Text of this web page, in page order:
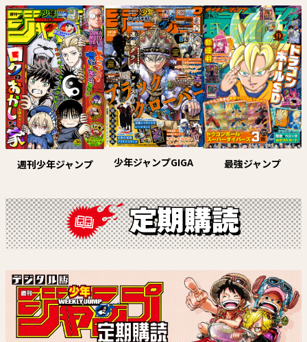
あかね噺
原作：末永裕樹 作画：馬上鷹将
試し読み
ウィッチウォッチ
篠原健太
試し読み
ルリドラゴン【電子版連載】
眞藤雅興
試し読み
アニマルシグナル
原作：春原ロビンソン 作画：筒
試し読み
週刊少年ジャンプ 少年ジャンプGIGA 最強ジャンプ